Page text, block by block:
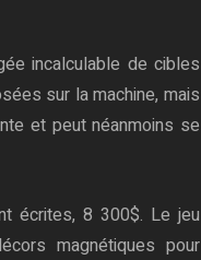
incalculable de cibles
sur la machine, mais
et peut néanmoins se
écrites, 8 300$. Le jeu
magnétiques pour